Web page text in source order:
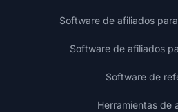
Software de afiliados
Software de afiliados
Software de
Herramientas de